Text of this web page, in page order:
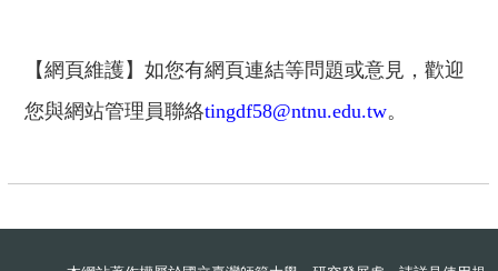
【網頁維護】如您有網頁連結等問題或意見，歡迎
您與網站管理員聯絡tingdf58@ntnu.edu.tw。